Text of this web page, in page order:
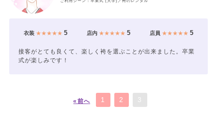
衣装★★★★★ 5 店内★★★★★ 5 店員 ★★★★★5
接客がとても良くて、楽しく袴を選ぶことが出来ました。卒業
式が楽しみです！
«前へ 1 2 3